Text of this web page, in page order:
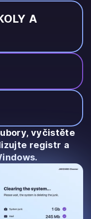
A
vyčistěte
registr a